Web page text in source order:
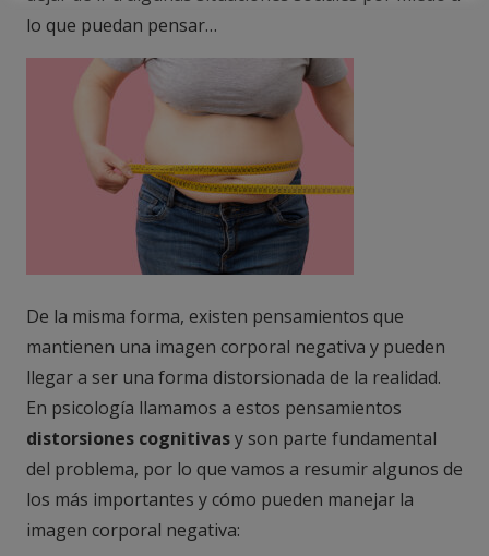
lo que puedan pensar…
De la misma forma, existen pensamientos que
mantienen una imagen corporal negativa y pueden
llegar a ser una forma distorsionada de la realidad.
En psicología llamamos a estos pensamientos
distorsiones cognitivasy son parte fundamental
del problema, por lo que vamos a resumir algunos de
los más importantes y cómo pueden manejar la
imagen corporal negativa: